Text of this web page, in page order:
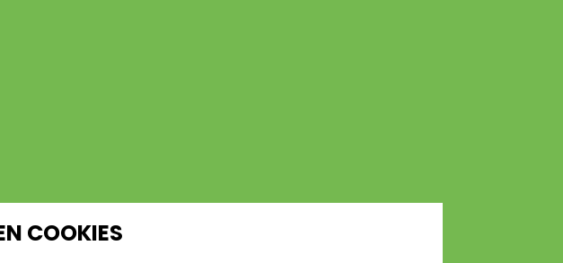
COOKIES